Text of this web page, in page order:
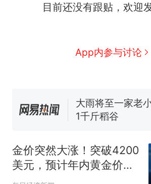
目前还没有跟贴，欢迎
App内参与讨论
线一圈，还曾两
的抢着买
视频丨只要一枚
热 十多万人报名
全部作废，公平么
金价突然大涨！突破4200
美元，预计年内黄金价格
将回到上行通道